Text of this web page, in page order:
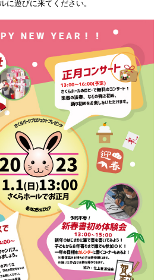
に遊びに来てください。